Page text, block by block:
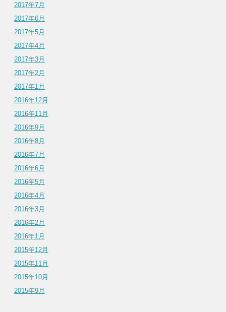
2017年7月
2017年6月
2017年5月
2017年4月
2017年3月
2017年2月
2017年1月
2016年12月
2016年11月
2016年9月
2016年8月
2016年7月
2016年6月
2016年5月
2016年4月
2016年3月
2016年2月
2016年1月
2015年12月
2015年11月
2015年10月
2015年9月